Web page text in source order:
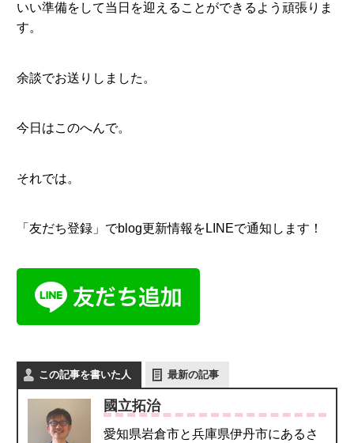
いい準備をして当日を迎えることができるよう頑張りま
す。
余談でお送りしました。
今日はこのへんで。
それでは。
「友だち登録」でblog更新情報をLINEで通知します！
この記事を書いた人 最新の記事
國立拓治
愛知県岩倉市と兵庫県伊丹市にあるさ